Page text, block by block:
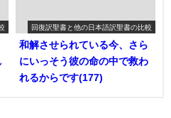
回復訳聖書と他の日本語訳聖書の比較
和解させられている今、さら
にいっそう彼の命の中で救わ
れるからです(177)